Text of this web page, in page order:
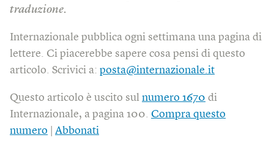
traduzione.
Internazionale pubblica ogni settimana una pagina di
lettere. Ci piacerebbe sapere cosa pensi di questo
articolo. Scrivici a: posta@internazionale.it
Questo articolo è uscito sul numero 1670 di
Internazionale, a pagina 100. Compra questo
numero
Abbonati